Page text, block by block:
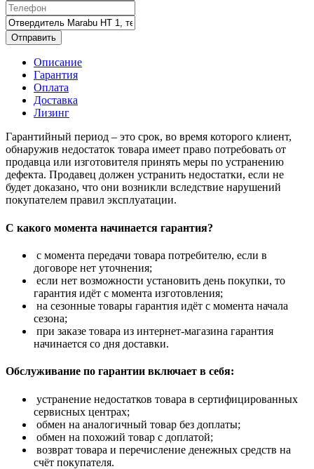
Отправить
Описание
Гарантия
Оплата
Доставка
Лизинг
Гарантийный период – это срок, во время которого клиент,
обнаружив недостаток товара имеет право потребовать от
продавца или изготовителя принять меры по устранению
дефекта. Продавец должен устранить недостатки, если не
будет доказано, что они возникли вследствие нарушений
покупателем правил эксплуатации.
С какого момента начинается гарантия?
с момента передачи товара потребителю, если в
договоре нет уточнения;
если нет возможности установить день покупки, то
гарантия идёт с момента изготовления;
на сезонные товары гарантия идёт с момента начала
сезона;
при заказе товара из интернет-магазина гарантия
начинается со дня доставки.
Обслуживание по гарантии включает в себя:
устранение недостатков товара в сертифицированных
сервисных центрах;
обмен на аналогичный товар без доплаты;
обмен на похожий товар с доплатой;
возврат товара и перечисление денежных средств на
счёт покупателя.